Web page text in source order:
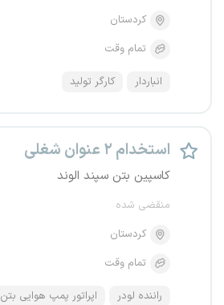
کردستان
تمام وقت
انباردار کارگر تولید
استخدام ۲ عنوان شغلی
کاسپین بتن سپند الوند
منقضی شده
کردستان
تمام وقت
راننده لودر اپراتور پمپ هوایی بتن